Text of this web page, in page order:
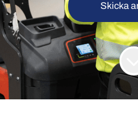
Skicka